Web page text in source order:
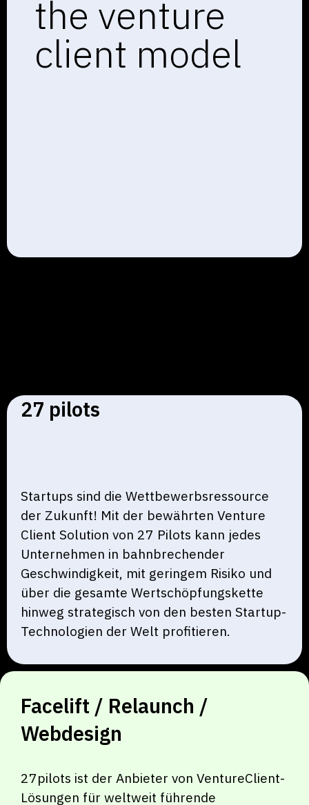
the venture
client model
27 pilots
Startups sind die Wettbewerbsressource
der Zukunft! Mit der bewährten Venture
Client Solution von 27 Pilots kann jedes
Unternehmen in bahnbrechender
Geschwindigkeit, mit geringem Risiko und
über die gesamte Wertschöpfungskette
hinweg strategisch von den besten Startup-
Technologien der Welt profitieren.
Facelift / Relaunch /
Webdesign
27pilots ist der Anbieter von VentureClient-
Lösungen für weltweit führende